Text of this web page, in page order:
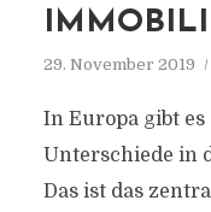
29. November 2019
In Europa gibt
Unterschiede in
Das ist das